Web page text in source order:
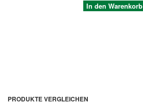
In den Warenkorb
PRODUKTE VERGLEICHEN